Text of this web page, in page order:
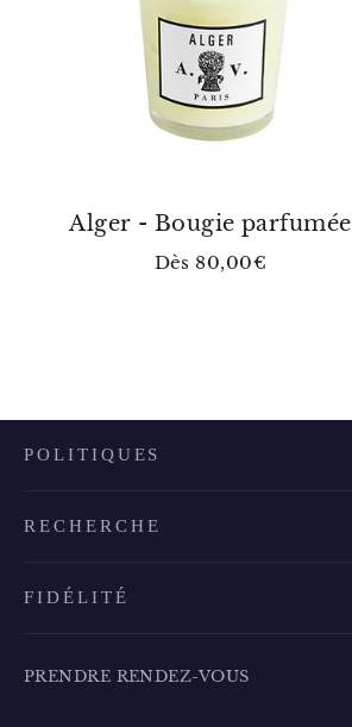
Alger - Bougie parfumée
Dès 80,00€
POLITIQUES
RECHERCHE
FIDÉLITÉ
PRENDRE RENDEZ-VOUS